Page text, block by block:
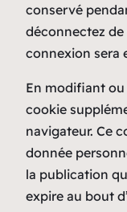
conservé
déconnectez
connexion sera
En modifiant
cookie
navigateur. Ce
donnée
la publication
expire au bout